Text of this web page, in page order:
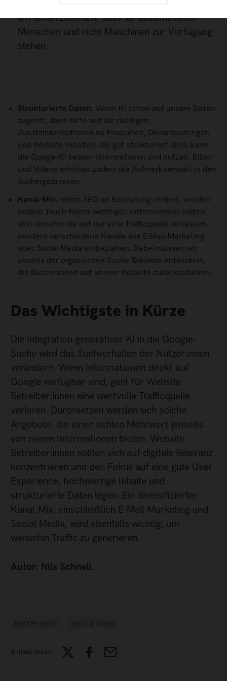
um sicherzustellen, dass sie ausschließlich
Menschen und nicht Maschinen zur Verfügung
stehen.
Strukturierte Daten. Wenn KI schon auf unsere Daten
zugreift, dann bitte auf die richtigen:
Zusatzinformationen zu Produkten, Dienstleistungen
und Website-Inhalten, die gut strukturiert sind, kann
die Google-KI besser interpretieren und nutzen. Bilder
und Videos erhöhen zudem die Aufmerksamkeit in den
Suchergebnissen.
Kanal-Mix. Wenn SEO an Bedeutung verliert, werden
andere Touch Points wichtiger. Unternehmen sollten
sich ohnehin nie auf nur eine Trafficquelle verlassen,
sondern verschiedene Kanäle wie E-Mail-Marketing
oder Social Media einbeziehen. Dabei müssen wir
abseits der organischen Suche Taktiken entwickeln,
die Nutzer:innen auf unsere Website zurückzuführen.
Das Wichtigste in Kürze
Die Integration generativer KI in die Google-
Suche wird das Suchverhalten der Nutzer:innen
verändern. Wenn Informationen direkt auf
Google verfügbar sind, geht für Website
Betreiber:innen eine wertvolle Trafficquelle
verloren. Durchsetzen werden sich solche
Angebote, die einen echten Mehrwert jenseits
von reinen Informationen bieten. Website-
Betreiber:innen sollten sich auf digitale Relevanz
konzentrieren und den Fokus auf eine gute User
Experience, hochwertige Inhalte und
strukturierte Daten legen. Ein diversifizierter
Kanal-Mix, einschließlich E-Mail-Marketing und
Social Media, wird ebenfalls wichtig, um
weiterhin Traffic zu generieren.
Autor: Nils Schnell.
Artikel teilen: